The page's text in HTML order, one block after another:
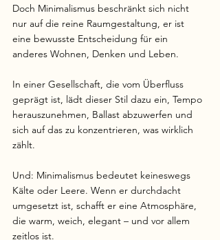
Doch Minimalismus beschränkt sich nicht
nur auf die reine Raumgestaltung, er ist
eine bewusste Entscheidung für ein
anderes Wohnen, Denken und Leben.
In einer Gesellschaft, die vom Überfluss
geprägt ist, lädt dieser Stil dazu ein, Tempo
herauszunehmen, Ballast abzuwerfen und
sich auf das zu konzentrieren, was wirklich
zählt.
Und: Minimalismus bedeutet keineswegs
Kälte oder Leere. Wenn er durchdacht
umgesetzt ist, schafft er eine Atmosphäre,
die warm, weich, elegant – und vor allem
zeitlos ist.